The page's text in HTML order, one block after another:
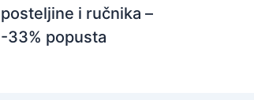
posteljine i ručnika –
-33% popusta